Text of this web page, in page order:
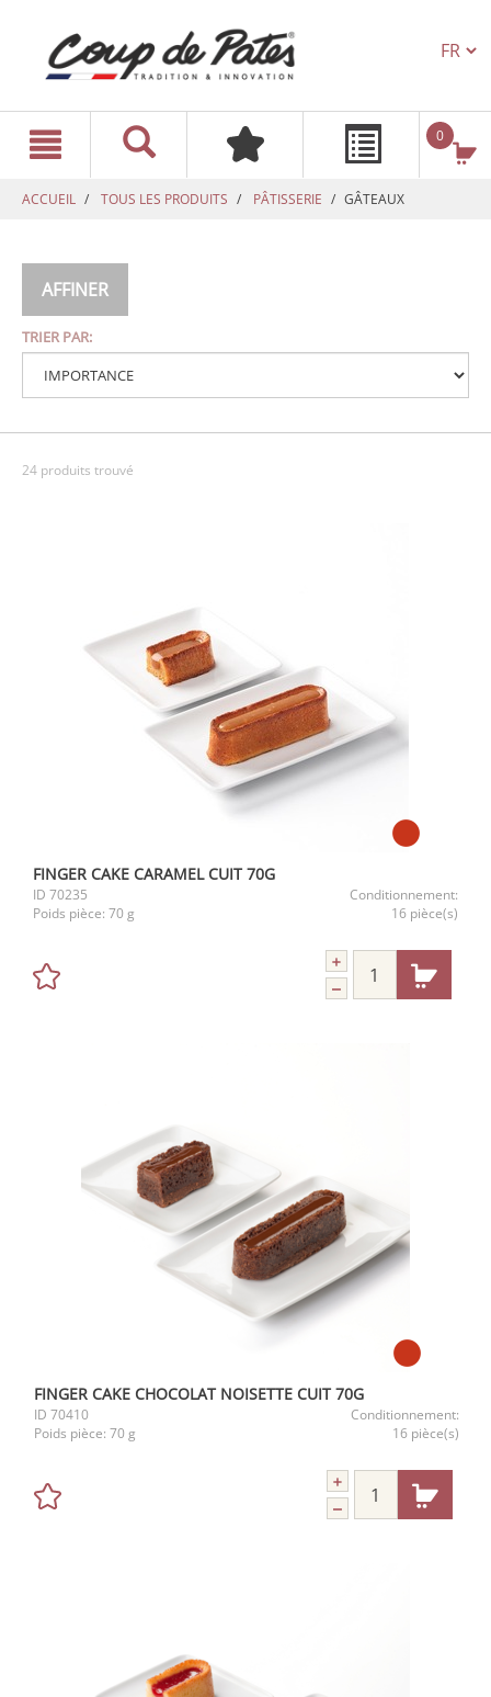
0
ACCUEIL TOUS LES PRODUITS PÂTISSERIE GÂTEAUX
AFFINER
TRIER PAR:
24 produits trouvé
FINGER CAKE CARAMEL CUIT 70G
ID 70235
Conditionnement:
Poids pièce: 70 g 16 pièce(s)
FINGER CAKE CHOCOLAT NOISETTE CUIT 70G
ID 70410
Conditionnement:
Poids pièce: 70 g 16 pièce(s)